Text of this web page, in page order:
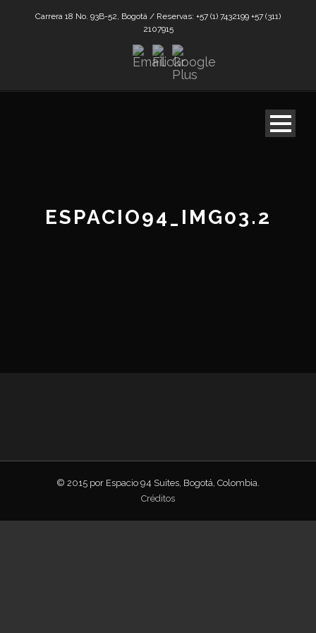
Carrera 18 No. 93B-52, Bogotá / Reservas: +57 (1) 7432199 +57 (311)
2107915
ESPACIO94_IMG03.2
© 2015 por Espacio 94 Suites, Bogotá, Colombia.
Créditos